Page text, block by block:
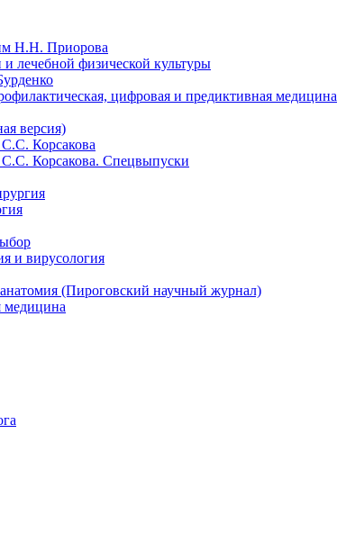
Н.Н. Приорова
лечебной физической культуры
цифровая и предиктивная медицина
версия)
Корсакова
Корсакова. Спецвыпуски
и вирусология
(Пироговский научный журнал)
медицина